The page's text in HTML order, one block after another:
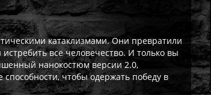
катаклизмами. Они превратили
все человечество. И только вы
нанокостюм версии 2.0,
чтобы одержать победу в